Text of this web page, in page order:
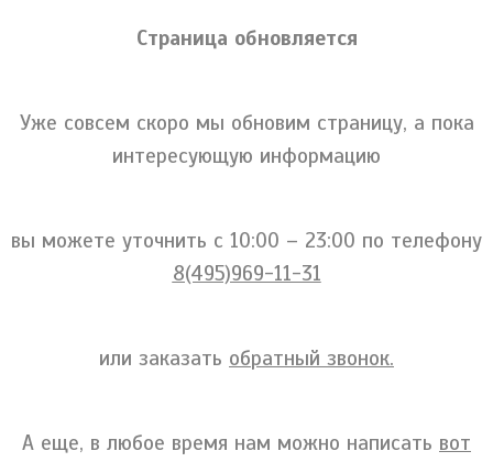
Страница обновляется
Уже совсем скоро мы обновим страницу, а пока
интересующую информацию
вы можете уточнить c 10:00 – 23:00 по телефону
8(495)969-11-31
или заказать обратный звонок.
А еще, в любое время нам можно написать вот